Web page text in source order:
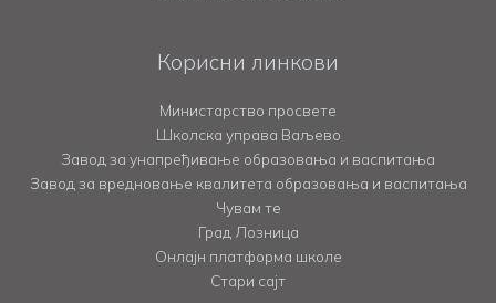
Корисни линкови
Министарство просвете
Школска управа Ваљево
Завод за унапређивање образовања и васпитања
Завод за вредновање квалитета образовања и васпитања
Чувам те
Град Лозница
Онлајн платформа школе
Стари сајт